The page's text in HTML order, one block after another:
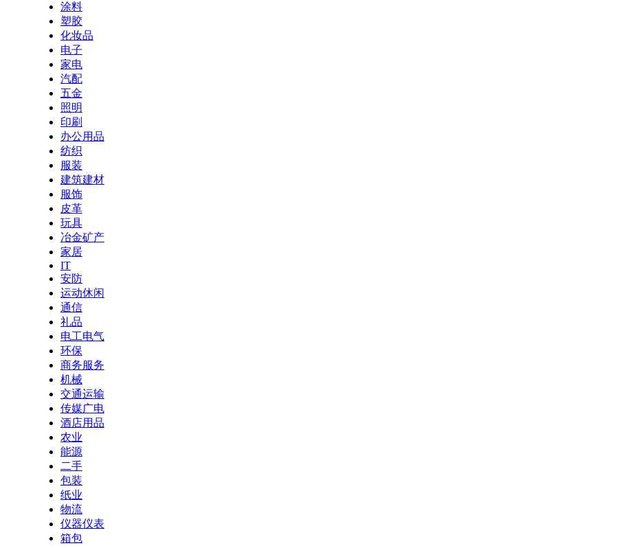
涂料
塑胶
化妆品
电子
家电
汽配
五金
照明
印刷
办公用品
纺织
服装
建筑建材
服饰
皮革
玩具
冶金矿产
家居
IT
安防
运动休闲
通信
礼品
电工电气
环保
商务服务
机械
交通运输
传媒广电
酒店用品
农业
能源
二手
包装
纸业
物流
仪器仪表
箱包